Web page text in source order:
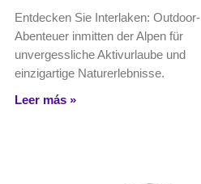
Entdecken Sie Interlaken: Outdoor-
Abenteuer inmitten der Alpen für
unvergessliche Aktivurlaube und
einzigartige Naturerlebnisse.
Leer más »